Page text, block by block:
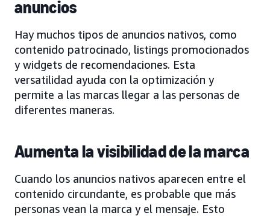
anuncios
Hay muchos tipos de anuncios nativos, como
contenido patrocinado, listings promocionados
y widgets de recomendaciones. Esta
versatilidad ayuda con la optimización y
permite a las marcas llegar a las personas de
diferentes maneras.
Aumenta la visibilidad de la marca
Cuando los anuncios nativos aparecen entre el
contenido circundante, es probable que más
personas vean la marca y el mensaje. Esto